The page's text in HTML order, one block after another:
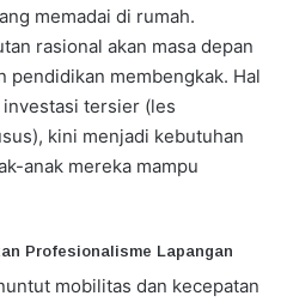
memadai di rumah.
rasional akan masa depan
pendidikan membengkak. Hal
tersier (les
kini menjadi kebutuhan
anak mereka mampu
Profesionalisme Lapangan
mobilitas dan kecepatan